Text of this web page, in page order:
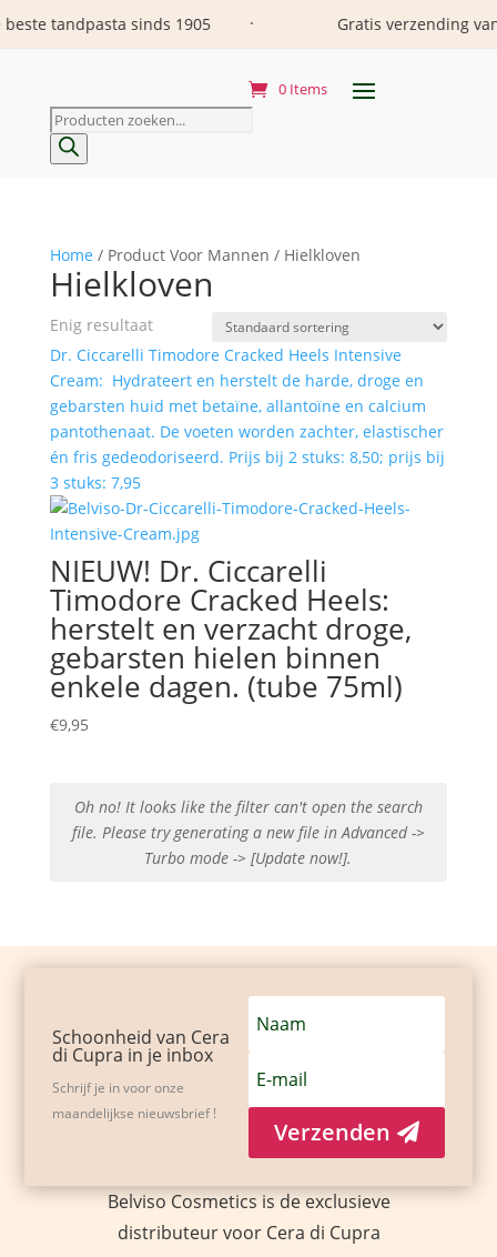
tandpasta sinds 1905 • Gratis verzending vanaf
0 Items
Producten
zoeken
Home / Product Voor Mannen / Hielkloven
Hielkloven
Enig resultaat
Dr. Ciccarelli Timodore Cracked Heels Intensive
Cream: Hydrateert en herstelt de harde, droge en
gebarsten huid met betaïne, allantoïne en calcium
pantothenaat. De voeten worden zachter, elastischer
én fris gedeodoriseerd. Prijs bij 2 stuks: 8,50; prijs bij
3 stuks: 7,95
NIEUW! Dr. Ciccarelli
Timodore Cracked Heels:
herstelt en verzacht droge,
gebarsten hielen binnen
enkele dagen. (tube 75ml)
€9,95
Oh no! It looks like the filter can't open the search
file. Please try generating a new file in Advanced ->
Turbo mode -> [Update now!].
Schoonheid van Cera
di Cupra in je inbox
Schrijf je in voor onze
maandelijkse nieuwsbrief !
Verzenden
Belviso Cosmetics is de exclusieve
distributeur voor Cera di Cupra